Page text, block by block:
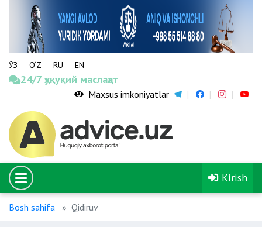
ЎЗ O‘Z RU EN
24/7 ҳуқуқий маслаҳат
Maxsus imkoniyatlar
Kirish
Bosh sahifa Qidiruv